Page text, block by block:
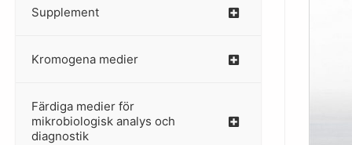
Supplement
–
Kromogena medier
–
Färdiga medier för
mikrobiologisk analys och
diagnostik